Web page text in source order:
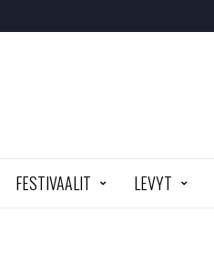
FESTIVAALIT LEVYT